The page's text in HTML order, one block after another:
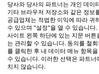
J F M A M J J A S O N D
이 다이빙 장소를 이
당사와 당사의 파트너는 개인 데이
기타 브라우저 저장소와 같은 정보
공급업체는 적법한 이익에 따라 귀
수 있으며 "설정"을 열 수 있습니다
사이트 왼쪽 하단에 있는 지문 버
는 관리할 수 있습니다. 동의를 철
를 클릭한 후 내 데이터 메뉴 항목
수 있습니다. 이러한 선택은 파트
치지 않습니다.